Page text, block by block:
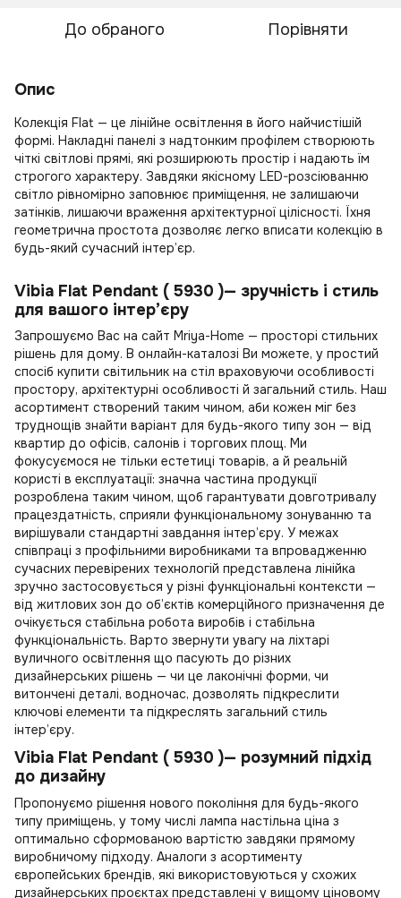
До обраного Порівняти
Опис
Колекція Flat — це лінійне освітлення в його найчистішій
формі. Накладні панелі з надтонким профілем створюють
чіткі світлові прямі, які розширюють простір і надають їм
строгого характеру. Завдяки якісному LED-розсіюванню
світло рівномірно заповнює приміщення, не залишаючи
затінків, лишаючи враження архітектурної цілісності. Їхня
геометрична простота дозволяє легко вписати колекцію в
будь-який сучасний інтер’єр.
Vibia Flat Pendant ( 5930 )— зручність і стиль
для вашого інтер’єру
Запрошуємо Вас на сайт Mriya-Home — просторі стильних
рішень для дому. В онлайн-каталозі Ви можете, у простий
спосіб купити світильник на стіл враховуючи особливості
простору, архітектурні особливості й загальний стиль. Наш
асортимент створений таким чином, аби кожен міг без
труднощів знайти варіант для будь-якого типу зон — від
квартир до офісів, салонів і торгових площ. Ми
фокусуємося не тільки естетиці товарів, а й реальній
користі в експлуатації: значна частина продукції
розроблена таким чином, щоб гарантувати довготривалу
працездатність, сприяли функціональному зонуванню та
вирішували стандартні завдання інтер’єру. У межах
співпраці з профільними виробниками та впровадженню
сучасних перевірених технологій представлена лінійка
зручно застосовується у різні функціональні контексти —
від житлових зон до об’єктів комерційного призначення де
очікується стабільна робота виробів і стабільна
функціональність. Варто звернути увагу на ліхтарі
вуличного освітлення що пасують до різних
дизайнерських рішень — чи це лаконічні форми, чи
витончені деталі, водночас, дозволять підкреслити
ключові елементи та підкреслять загальний стиль
інтер’єру.
Vibia Flat Pendant ( 5930 )— розумний підхід
до дизайну
Пропонуємо рішення нового покоління для будь-якого
типу приміщень, у тому числі лампа настільна ціна з
оптимально сформованою вартістю завдяки прямому
виробничому підходу. Аналоги з асортименту
європейських брендів, які використовуються у схожих
дизайнерських проєктах представлені у вищому ціновому